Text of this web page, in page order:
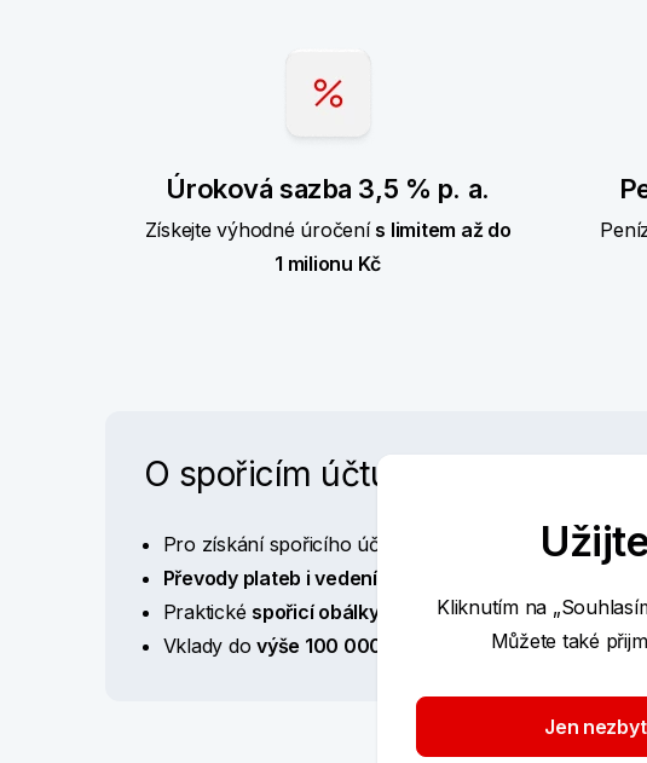
Úroková sazba 3,5 % p. a.
Získejte výhodné úročenís limitem až do
1 milionu Kč
O spořicím účtu
Pro získání spořicího účtu stačí mít aktivníextra
Převody plateb i vedení spořicího účtu
Praktické spořicí obálky a obálkaželezná rezerva
Vklady dovýše 100 000 EUR jsou ze zákona pojištěny
Kliknutím na
Můžete také
Jen